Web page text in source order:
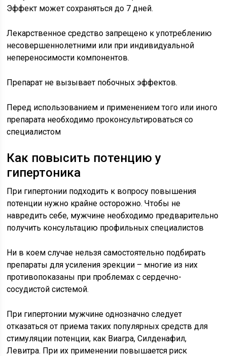
Эффект может сохраняться до 7 дней.
Лекарственное средство запрещено к употреблению
несовершеннолетними или при индивидуальной
непереносимости компонентов.
Препарат не вызывает побочных эффектов.
Перед использованием и применением того или иного
препарата необходимо проконсультироваться со
специалистом
Как повысить потенцию у
гипертоника
При гипертонии подходить к вопросу повышения
потенции нужно крайне осторожно. Чтобы не
навредить себе, мужчине необходимо предварительно
получить консультацию профильных специалистов
Ни в коем случае нельзя самостоятельно подбирать
препараты для усиления эрекции – многие из них
противопоказаны при проблемах с сердечно-
сосудистой системой.
При гипертонии мужчине однозначно следует
отказаться от приема таких популярных средств для
стимуляции потенции, как Виагра, Силденафил,
Левитра. При их применении повышается риск